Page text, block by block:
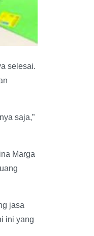
selesai.
saja,”
Marga
jasa
ini yang